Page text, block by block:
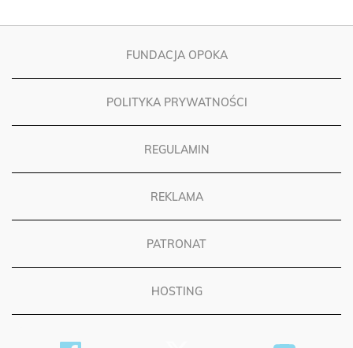
FUNDACJA OPOKA
POLITYKA PRYWATNOŚCI
REGULAMIN
REKLAMA
PATRONAT
HOSTING